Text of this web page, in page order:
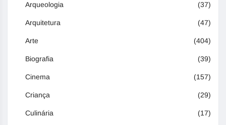
Arqueologia (37)
Arquitetura (47)
Arte (404)
Biografia (39)
Cinema (157)
Criança (29)
Culinária (17)